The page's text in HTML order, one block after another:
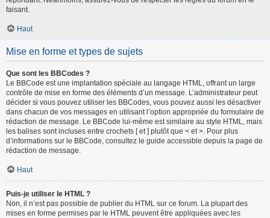
faisant.
Haut
Mise en forme et types de sujets
Que sont les BBCodes ?
Le BBCode est une implantation spéciale au langage HTML, offrant un large
contrôle de mise en forme des éléments d’un message. L’administrateur peut
décider si vous pouvez utiliser les BBCodes, vous pouvez aussi les désactiver
dans chacun de vos messages en utilisant l’option appropriée du formulaire de
rédaction de message. Le BBCode lui-même est similaire au style HTML, mais
les balises sont incluses entre crochets [ et ] plutôt que < et >. Pour plus
d’informations sur le BBCode, consultez le guide accessible depuis la page de
rédaction de message.
Haut
Puis-je utiliser le HTML ?
Non, il n’est pas possible de publier du HTML sur ce forum. La plupart des
mises en forme permises par le HTML peuvent être appliquées avec les